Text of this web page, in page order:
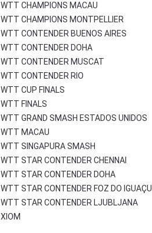
WTT CHAMPIONS MACAU
WTT CHAMPIONS MONTPELLIER
WTT CONTENDER BUENOS AIRES
WTT CONTENDER DOHA
WTT CONTENDER MUSCAT
WTT CONTENDER RIO
WTT CUP FINALS
WTT FINALS
WTT GRAND SMASH ESTADOS UNIDOS
WTT MACAU
WTT SINGAPURA SMASH
WTT STAR CONTENDER CHENNAI
WTT STAR CONTENDER DOHA
WTT STAR CONTENDER FOZ DO IGUAÇU
WTT STAR CONTENDER LJUBLJANA
XIOM